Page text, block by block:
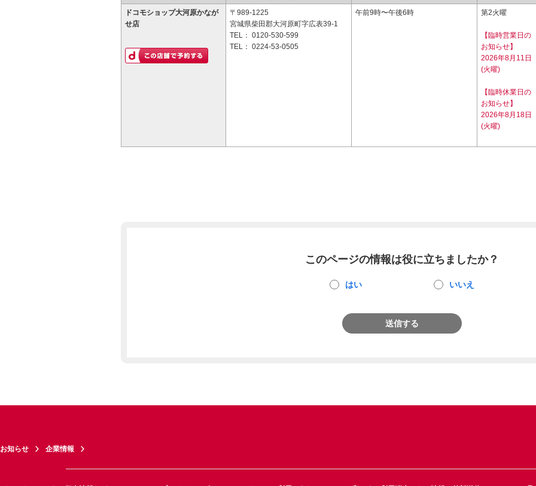
ドコモショップ大河原かなが
せ店
〒989-1225
宮城県柴田郡大河原町字広表39-1
TEL： 0120-530-599
TEL： 0224-53-0505
午前9時〜午後6時 第2火曜
【臨時営業日の
お知らせ】
2026年8月11日
(火曜)
【臨時休業日の
お知らせ】
2026年8月18日
(火曜)
このページの情報は役に立ちましたか？
はい いいえ
送信する
お知らせ 企業情報